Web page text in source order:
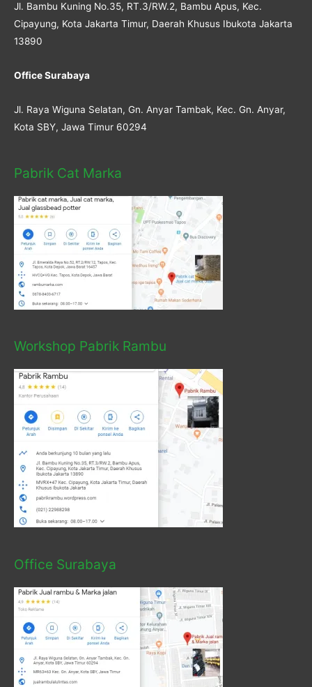
Jl. Bambu Kuning No.35, RT.3/RW.2, Bambu Apus, Kec.
Cipayung, Kota Jakarta Timur, Daerah Khusus Ibukota Jakarta
13890
Office Surabaya
Jl. Raya Wiguna Selatan, Gn. Anyar Tambak, Kec. Gn. Anyar,
Kota SBY, Jawa Timur 60294
Pabrik Cat Marka
Workshop Pabrik Rambu
Office Surabaya